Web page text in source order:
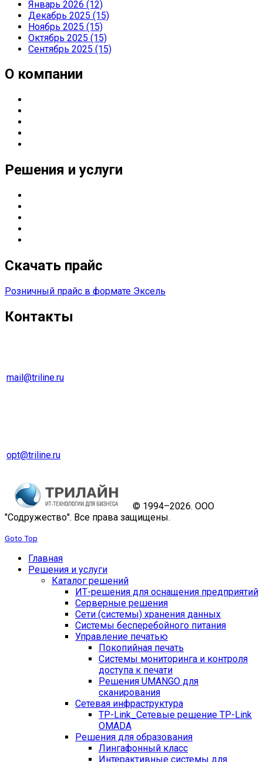
Январь 2026 (12)
Декабрь 2025 (15)
Ноябрь 2025 (15)
Октябрь 2025 (15)
Сентябрь 2025 (15)
О компании
Решения и услуги
Скачать прайс
Розничный прайс в формате Эксель
Контакты
mail@triline.ru
opt@triline.ru
© 1994–2026. ООО
"Содружество". Все права защищены.
Goto Top
Главная
Решения и услуги
Каталог решений
ИТ-решения для оснащения предприятий
Серверные решения
Сети (системы) хранения данных
Системы бесперебойного питания
Управление печатью
Покопийная печать
Системы мониторинга и контроля
доступа к печати
Решения UMANGO для
сканирования
Сетевая инфраструктура
TP-Link_ Сетевые решение TP-Link
OMADA
Решения для образования
Лингафонный класс
Интерактивные системы для